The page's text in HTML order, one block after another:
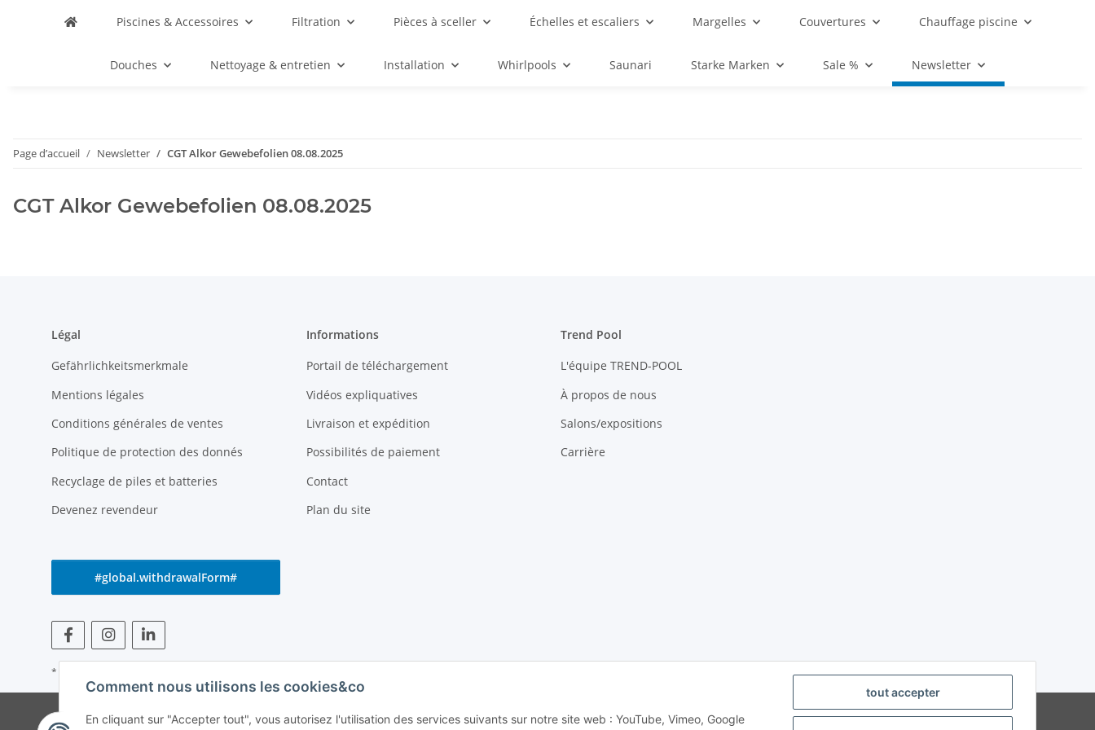
tout accepter
Comment nous utilisons les cookies&co
En cliquant sur "Accepter tout", vous autorisez l'utilisation des services suivants sur notre site web : YouTube, Vimeo, Google
Piscines & Accessoires Filtration Pièces à sceller Échelles et escaliers Margelles Couvertures Chauffage piscine
Douches Nettoyage & entretien Installation Whirlpools Saunari Starke Marken Sale % Newsletter
Page d’accueil Newsletter CGT Alkor Gewebefolien 08.08.2025
CGT Alkor Gewebefolien 08.08.2025
Légal
Gefährlichkeitsmerkmale
Mentions légales
Conditions générales de ventes
Politique de protection des donnés
Recyclage de piles et batteries
Devenez revendeur
Informations
Portail de téléchargement
Vidéos expliquatives
Livraison et expédition
Possibilités de paiement
Contact
Plan du site
Trend Pool
L'équipe TREND-POOL
À propos de nous
Salons/expositions
Carrière
#global.withdrawalForm#
* Tous les prix s'entendent TVA incluse
© Weinmann GmbH - Alle Rechte vorbehalten - Alle Angebote richten sich ausschließlich an registrierte Fachhändler